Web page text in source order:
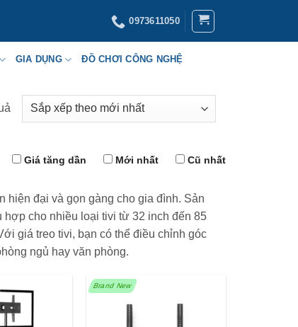
0973611050
GIA DỤNG ĐỒ CHƠI CÔNG NGHỆ
sắp
theo
nhất
Giá tăng dần Mới nhất Cũ nhất
hiện đại và gọn gàng cho gia đình. Sản
cho nhiều loại tivi từ 32 inch đến 85
giá treo tivi, bạn có thể điều chỉnh góc
ngủ hay văn phòng.
Brand New